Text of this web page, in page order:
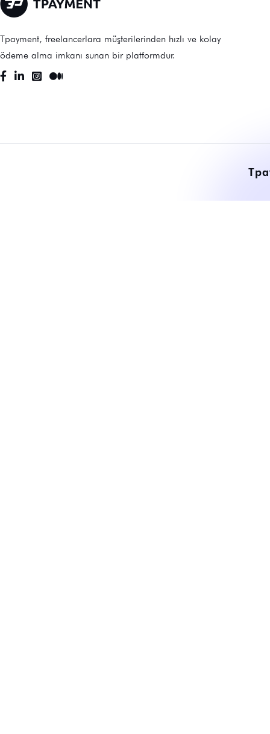
Tpayment, freelancerlara müşterilerinden hızlı ve kolay
ödeme alma imkanı sunan bir platformdur.